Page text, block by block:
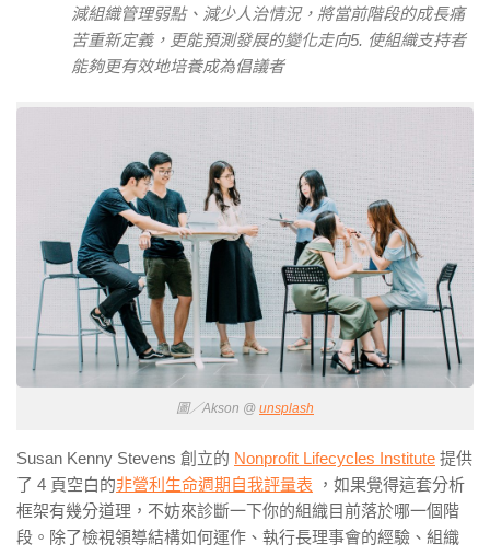
減組織管理弱點、減少人治情況，將當前階段的成長痛
苦重新定義，更能預測發展的變化走向5. 使組織支持者
能夠更有效地培養成為倡議者
圖／Akson @ unsplash
Susan Kenny Stevens 創立的 Nonprofit Lifecycles Institute 提供
了 4 頁空白的非營利生命週期自我評量表 ，如果覺得這套分析
框架有幾分道理，不妨來診斷一下你的組織目前落於哪一個階
段。除了檢視領導結構如何運作、執行長理事會的經驗、組織